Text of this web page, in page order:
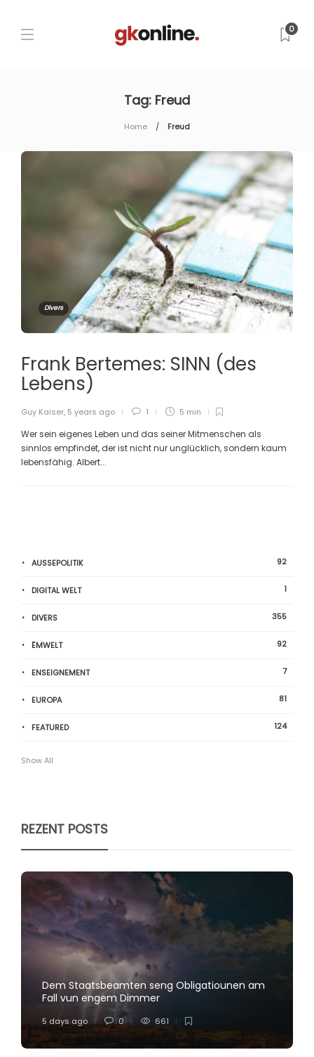
0
Tag: Freud
Home Freud
Divers
Frank Bertemes: SINN (des
Lebens)
Guy Kaiser, 5 years ago 1 5 min
Wer sein eigenes Leben und das seiner Mitmenschen als
sinnlos empfindet, der ist nicht nur unglücklich, sondern kaum
lebensfähig. Albert...
AUSSEPOLITIK 92
DIGITAL WELT 1
DIVERS 355
ËMWELT 92
ENSEIGNEMENT 7
EUROPA 81
FEATURED 124
Show All
REZENT POSTS
Dem Staatsbeamten seng Obligatiounen am
Fall vun engem Dimmer
5 days ago 0 661